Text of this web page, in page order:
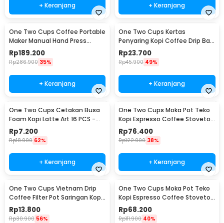
+ Keranjang + Keranjang
One Two Cups Coffee Portable
Maker Manual Hand Press
Espresso 300ml - T35066
Rp189.200
Rp286.900 35%
+ Keranjang
One Two Cups Kertas
Penyaring Kopi Coffee Drip Bag
Paper Filter 50PCS - T111
Rp23.700
Rp45.900 49%
+ Keranjang
One Two Cups Cetakan Busa
Foam Kopi Latte Art 16 PCS -
JJYE01
Rp7.200
Rp18.900 62%
+ Keranjang
One Two Cups Moka Pot Teko
Kopi Espresso Coffee Stovetop
6 Cup 300ml - Z20
Rp76.400
Rp122.900 38%
+ Keranjang
One Two Cups Vietnam Drip
Coffee Filter Pot Saringan Kopi
180ml 8Q - LC1
Rp13.800
Rp30.900 56%
One Two Cups Moka Pot Teko
Kopi Espresso Coffee Stovetop
4 Cup 200ml - Z20
Rp68.200
Rp111.900 40%